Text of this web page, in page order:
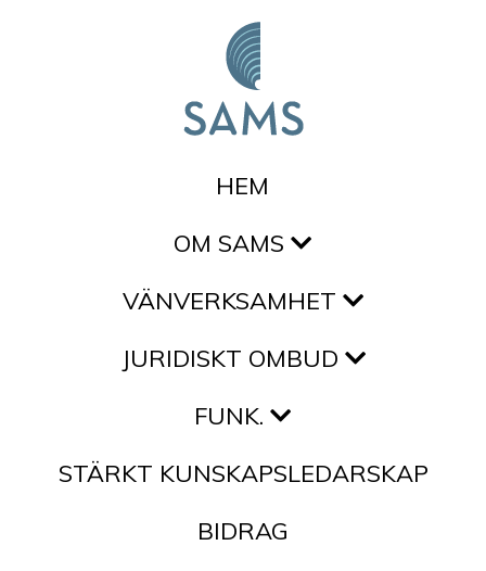
HEM
OM SAMS
VÄNVERKSAMHET
JURIDISKT OMBUD
FUNK.
STÄRKT KUNSKAPSLEDARSKAP
BIDRAG